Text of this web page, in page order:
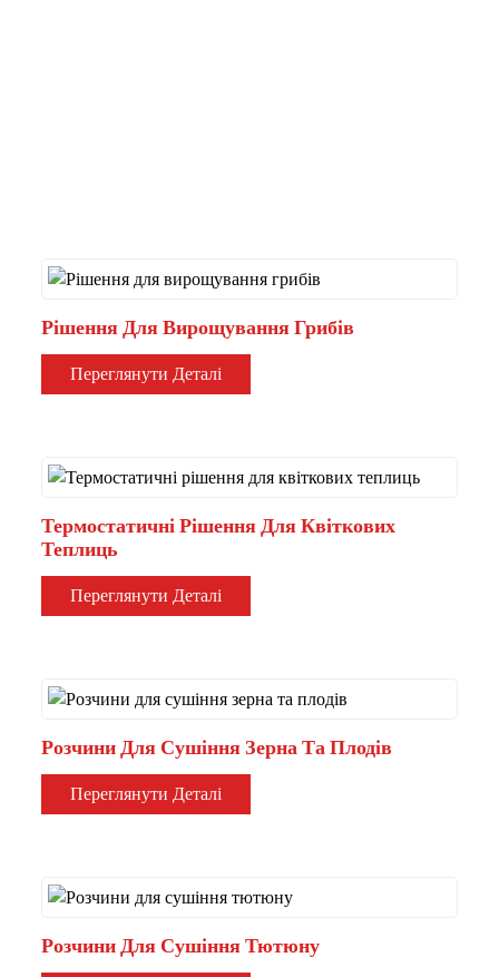
Рішення Для Вирощування Грибів
Переглянути Деталі
Термостатичні Рішення Для Квіткових
Теплиць
Переглянути Деталі
Розчини Для Сушіння Зерна Та Плодів
Переглянути Деталі
Розчини Для Сушіння Тютюну